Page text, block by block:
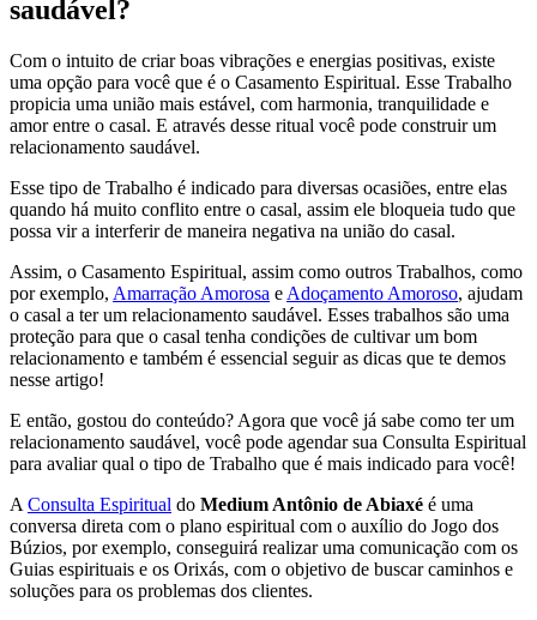
saudável?
Com o intuito de criar boas vibrações e energias positivas, existe
uma opção para você que é o Casamento Espiritual. Esse Trabalho
propicia uma união mais estável, com harmonia, tranquilidade e
amor entre o casal. E através desse ritual você pode construir um
relacionamento saudável.
Esse tipo de Trabalho é indicado para diversas ocasiões, entre elas
quando há muito conflito entre o casal, assim ele bloqueia tudo que
possa vir a interferir de maneira negativa na união do casal.
Assim, o Casamento Espiritual, assim como outros Trabalhos, como
por exemplo, Amarração Amorosa e Adoçamento Amoroso, ajudam
o casal a ter um relacionamento saudável. Esses trabalhos são uma
proteção para que o casal tenha condições de cultivar um bom
relacionamento e também é essencial seguir as dicas que te demos
nesse artigo!
E então, gostou do conteúdo? Agora que você já sabe como ter um
relacionamento saudável, você pode agendar sua Consulta Espiritual
para avaliar qual o tipo de Trabalho que é mais indicado para você!
A Consulta Espiritual do Medium Antônio de Abiaxé é uma
conversa direta com o plano espiritual com o auxílio do Jogo dos
Búzios, por exemplo, conseguirá realizar uma comunicação com os
Guias espirituais e os Orixás, com o objetivo de buscar caminhos e
soluções para os problemas dos clientes.